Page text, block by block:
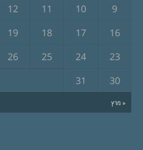
« מרץ
9
10
11
12
16
17
18
19
23
24
25
26
30
31